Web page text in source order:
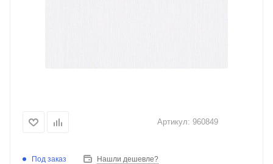
Артикул: 960849
Под заказ Нашли дешевле?